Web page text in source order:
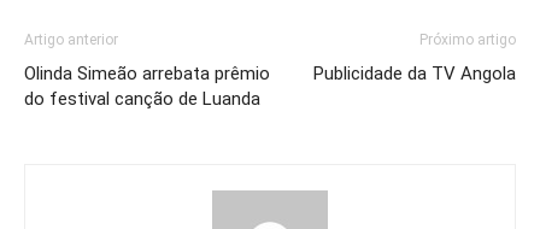
Artigo anterior
Olinda Simeão arrebata prêmio
do festival canção de Luanda
Próximo artigo
Publicidade da TV Angola